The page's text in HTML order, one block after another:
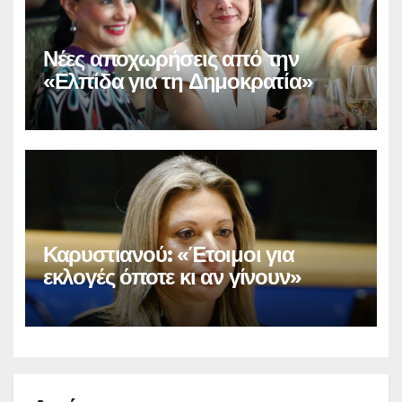
Νέες αποχωρήσεις από την
«Ελπίδα για τη Δημοκρατία»
Καρυστιανού: «Έτοιμοι για
εκλογές όποτε κι αν γίνουν»